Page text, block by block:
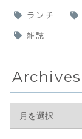
ランチ
雑誌
Archives